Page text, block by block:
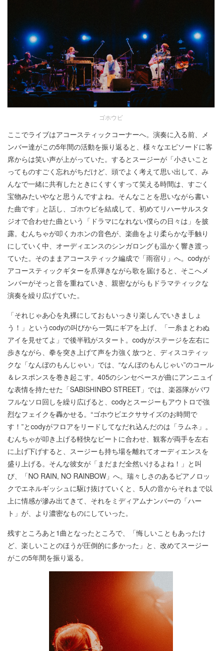
ゴホウビ
ここでライブはアコースティックコーナーへ。演奏に入る前、メ
ンバー達がこの5年間の活動を振り返ると、様々なエピソードに客
席からは笑い声が上がっていた。するとスージーが「小さいこと
ってものすごく忘れがちだけど、頭でよく考えて思い出して、み
んなで一緒に共有したときにくすくすって笑える時間は、すごく
宝物みたいやなと思うんですよね。そんなことを思いながら書い
た曲です」と話し、ゴホウビを結成して、初めてリハーサルスタ
ジオで合わせた曲という「ドラマになれない僕らの日々は」を披
露。むんちゃが叩くカホンの音色が、楽曲をより柔らかな手触り
にしていく中、オーディエンスのシンガロングも温かく響き渡っ
ていた。そのままアコースティック編成で「雨宿り」へ。codyが
アコースティックギターを爪弾きながら歌を届けると、そこへメ
ンバーがそっと音を重ねていき、親密ながらもドラマティックな
演奏を繰り広げていた。
「それじゃあ心を丸裸にしておもいっきり楽しんでいきましょ
う！」というcodyの叫びから一気にギアを上げ、「一糸まとわぬ
アイを見せてよ」で後半戦がスタート。codyがステージを左右に
歩きながら、拳を突き上げて声を力強く放つと、ディスコティッ
クな「なんぼのもんじゃい」では、“なんぼのもんじゃい”のコール
＆レスポンスを巻き起こす。405のシンセベースが曲にアンニュイ
な表情を持たせた「SABISHINBO STREET」では、楽器隊がパワ
フルなソロ回しを繰り広げると、codyとスージーもアウトロで強
烈なフェイクを轟かせる。“ゴホウビエクササイズのお時間で
す！”とcodyがフロアをリードしてなだれ込んだのは「ラムネ」。
むんちゃが叩き上げる軽快なビートに合わせ、観客が両手を左右
に上げ下げすると、スージーも持ち場を離れてオーディエンスを
盛り上げる。そんな彼女が「まだまだ全然いけるよね！」と叫
び、「NO RAIN, NO RAINBOW」へ。瑞々しさのあるピアノロッ
クでエネルギッシュに駆け抜けていくと、5人の音からそれまで以
上に情感が滲み出てきて、それをミディアムナンバーの「ハー
ト」が、より濃密なものにしていった。
残すところあと1曲となったところで、「悔しいこともあったけ
ど、楽しいことのほうが圧倒的に多かった」と、改めてスージー
がこの5年間を振り返る。